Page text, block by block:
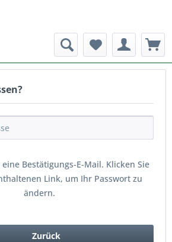
Bestätigungs-E-Mail. Klicken Sie
Link, um Ihr Passwort zu
ändern.
Zurück